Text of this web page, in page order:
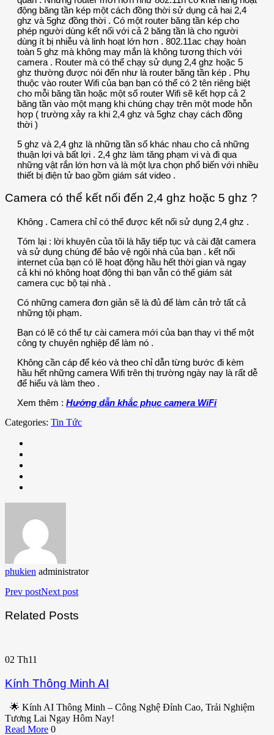
động băng tần kép một cách đồng thời sử dụng cả hai 2,4
ghz và 5ghz đồng thời . Có một router băng tần kép cho
phép người dùng kết nối với cả 2 băng tần là cho người
dùng ít bị nhiễu và linh hoạt lớn hơn . 802.11ac chạy hoàn
toàn 5 ghz mà không may mắn là không tương thích với
camera . Router mà có thể chạy sử dụng 2,4 ghz hoặc 5
ghz thường được nói đến như là router băng tần kép . Phụ
thuộc vào router Wifi của bạn bạn có thể có 2 tên riêng biệt
cho mỗi băng tần hoặc một số router Wifi sẽ kết hợp cả 2
băng tần vào một mạng khi chúng chạy trên một mode hỗn
hợp ( trường xảy ra khi 2,4 ghz và 5ghz chạy cách đồng
thời )
5 ghz và 2,4 ghz là những tần số khác nhau cho cả những
thuận lợi và bất lợi . 2,4 ghz làm tăng phạm vi và đi qua
những vật rắn lớn hơn và là một lựa chọn phổ biến với nhiều
thiết bị điện tử bao gồm giám sát video .
Camera có thể kết nối đến 2,4 ghz hoặc 5 ghz ?
Không . Camera chỉ có thể được kết nối sử dụng 2,4 ghz .
Tóm lại : lời khuyên của tôi là hãy tiếp tục và cài đặt camera
và sử dụng chúng để bảo vệ ngôi nhà của bạn . kết nối
internet của bạn có lẽ hoạt động hầu hết thời gian và ngay
cả khi nó không hoạt động thì bạn vẫn có thể giám sát
camera cục bộ tại nhà .
Có những camera đơn giản sẽ là đủ để làm cản trở tất cả
những tội phạm.
Bạn có lẽ có thể tự cài camera mới của bạn thay vì thế một
công ty chuyên nghiệp để làm nó .
Không cần cáp để kéo và theo chỉ dẫn từng bước đi kèm
hầu hết những camera Wifi trên thị trường ngày nay là rất dễ
để hiểu và làm theo .
Xem thêm : Hướng dẫn khắc phục camera WiFi
Categories: Tin Tức
phukien administrator
Prev postNext post
Related Posts
02 Th11
Kính Thông Minh AI
🌟 Kính AI Thông Minh – Công Nghệ Đỉnh Cao, Trải Nghiệm
Tương Lai Ngay Hôm Nay!
Read More 0